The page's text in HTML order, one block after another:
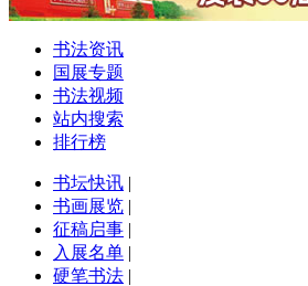
书法资讯
国展专题
书法视频
站内搜索
排行榜
书坛快讯 |
书画展览 |
征稿启事 |
入展名单 |
硬笔书法 |